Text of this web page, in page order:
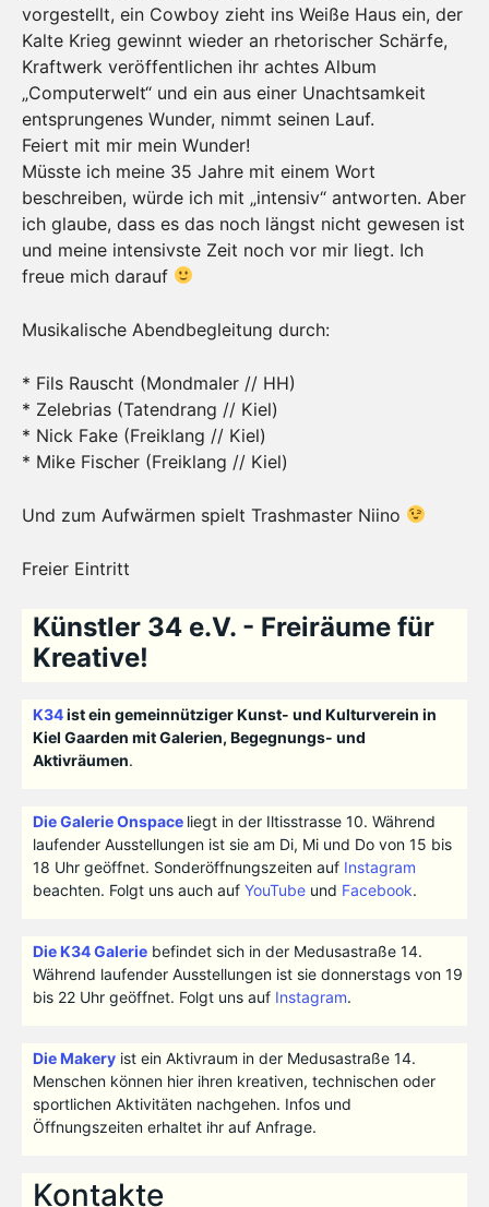
vorgestellt, ein Cowboy zieht ins Weiße Haus ein, der
Kalte Krieg gewinnt wieder an rhetorischer Schärfe,
Kraftwerk veröffentlichen ihr achtes Album
„Computerwelt“ und ein aus einer Unachtsamkeit
entsprungenes Wunder, nimmt seinen Lauf.
Feiert mit mir mein Wunder!
Müsste ich meine 35 Jahre mit einem Wort
beschreiben, würde ich mit „intensiv“ antworten. Aber
ich glaube, dass es das noch längst nicht gewesen ist
und meine intensivste Zeit noch vor mir liegt. Ich
freue mich darauf
Musikalische Abendbegleitung durch:
* Fils Rauscht (Mondmaler // HH)
* Zelebrias (Tatendrang // Kiel)
* Nick Fake (Freiklang // Kiel)
* Mike Fischer (Freiklang // Kiel)
Und zum Aufwärmen spielt Trashmaster Niino
Freier Eintritt
Künstler 34 e.V. - Freiräume für
Kreative!
K34ist ein gemeinnütziger Kunst- und Kulturverein in
Kiel Gaarden mit Galerien, Begegnungs- und
Aktivräumen.
Die Galerie Onspace liegt in der Iltisstrasse 10. Während
laufender Ausstellungen ist sie am Di, Mi und Do von 15 bis
18 Uhr geöffnet. Sonderöffnungszeiten auf Instagram
beachten. Folgt uns auch auf YouTubeund Facebook.
Die K34 Galeriebefindet sich in der Medusastraße 14.
Während laufender Ausstellungen ist sie donnerstags von 19
bis 22 Uhr geöffnet. Folgt uns auf Instagram.
Die Makeryist ein Aktivraum in der Medusastraße 14.
Menschen können hier ihren kreativen, technischen oder
sportlichen Aktivitäten nachgehen. Infos und
Öffnungszeiten erhaltet ihr auf Anfrage.
Kontakte